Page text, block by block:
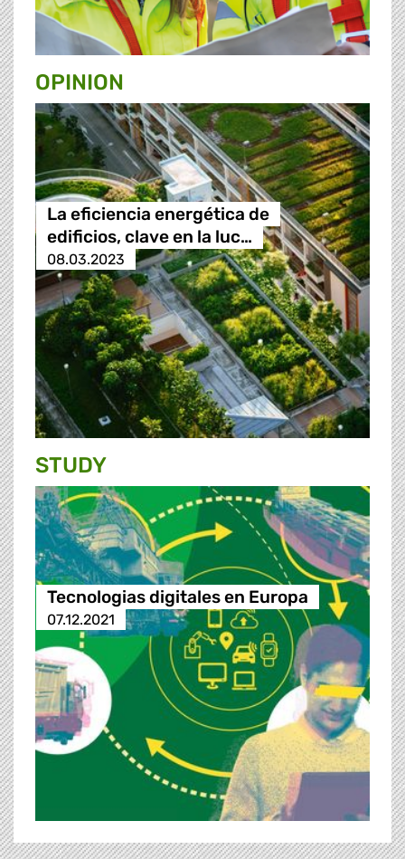
OPINION
La eficiencia energética de
edificios, clave en la luc…
08.03.2023
STUDY
Tecnologias digitales en Europa
07.12.2021